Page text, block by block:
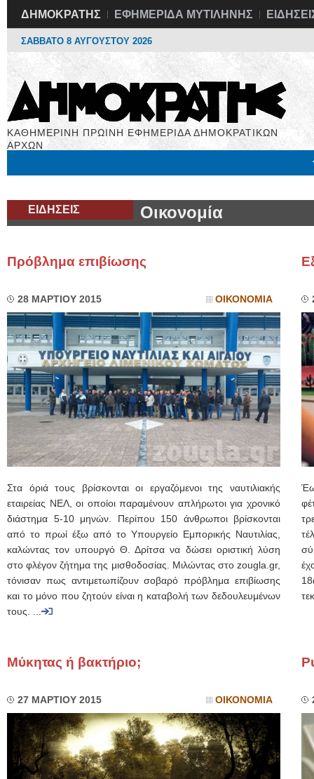
ΔΗΜΟΚΡΑΤΗΣ ΕΦΗΜΕΡΙΔΑ ΜΥΤΙΛΗΝΗΣ
ΣΑΒΒΑΤΟ 8 ΑΥΓΟΥΣΤΟΥ 2026
ΚΑΘΗΜΕΡΙΝΗ ΠΡΩΙΝΗ ΕΦΗΜΕΡΙΔΑ ΔΗΜΟΚΡΑΤΙΚΩΝ
ΑΡΧΩΝ
ΕΙΔΗΣΕΙΣ Οικονομία
Πρόβλημα επιβίωσης
28 ΜΑΡΤΙΟΥ 2015 ΟΙΚΟΝΟΜΙΑ
Στα όριά τους βρίσκονται οι εργαζόμενοι της ναυτιλιακής
εταιρείας ΝΕΛ, οι οποίοι παραμένουν απλήρωτοι για χρονικό
διάστημα 5-10 μηνών. Περίπου 150 άνθρωποι βρίσκονται
από το πρωί έξω από το Υπουργείο Εμπορικής Ναυτιλίας,
καλώντας τον υπουργό Θ. Δρίτσα να δώσει οριστική λύση
στο φλέγον ζήτημα της μισθοδοσίας. Μιλώντας στο zougla.gr,
τόνισαν πως αντιμετωπίζουν σοβαρό πρόβλημα επιβίωσης
και το μόνο που ζητούν είναι η καταβολή των δεδουλευμένων
τους. ...
Μύκητας ή βακτήριο;
27 ΜΑΡΤΙΟΥ 2015 ΟΙΚΟΝΟΜΙΑ